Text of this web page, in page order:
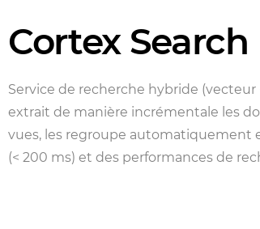
Cortex Search
Service de recherche hybride (vecteur
extrait de manière incrémentale les
vues, les regroupe automatiquement
(< 200 ms) et des performances de